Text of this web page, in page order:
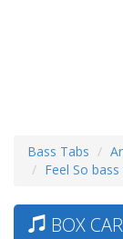
Bass Tabs
Feel So
BOX